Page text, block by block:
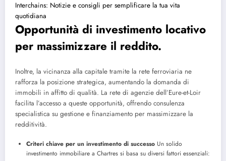
Interchains: Notizie e consigli per semplificare la tua vita
quotidiana
Opportunità di investimento locativo
per massimizzare il reddito.
Inoltre, la vicinanza alla capitale tramite la rete ferroviaria ne
rafforza la posizione strategica, aumentando la domanda di
immobili in affitto di qualità. La rete di agenzie dell’Eure-et-Loir
facilita l’accesso a queste opportunità, offrendo consulenza
specialistica su gestione e finanziamento per massimizzare la
redditività.
Criteri chiave per un investimento di successo Un solido
investimento immobiliare a Chartres si basa su diversi fattori essenziali: